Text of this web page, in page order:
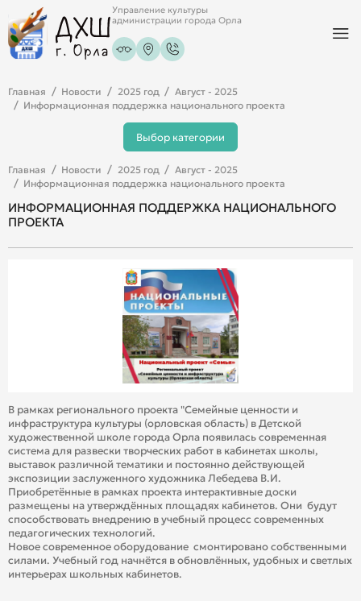
Управление культуры
администрации города Орла
Главная Новости 2025 год
Август - 2025
Информационная поддержка национального проекта
Выбор категории
Главная Новости 2025 год
Август - 2025
Информационная поддержка национального проекта
ИНФОРМАЦИОННАЯ ПОДДЕРЖКА НАЦИОНАЛЬНОГО
ПРОЕКТА
В рамках регионального проекта "Семейные ценности и
инфраструктура культуры (орловская область) в Детской
художественной школе города Орла появилась современная
система для развески творческих работ в кабинетах школы,
выставок различной тематики и постоянно действующей
экспозиции заслуженного художника Лебедева В.И.
Приобретённые в рамках проекта интерактивные доски
размещены на утверждённых площадях кабинетов. Они будут
способствовать внедрению в учебный процесс современных
педагогических технологий.
Новое современное оборудование смонтировано собственными
силами. Учебный год начнётся в обновлённых, удобных и светлых
интерьерах школьных кабинетов.